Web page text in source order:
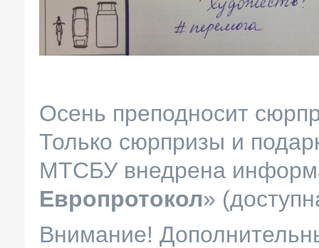
Осень преподносит
Только сюрпризы и
МТСБУ внедрена
Европротокол» (
Внимание!